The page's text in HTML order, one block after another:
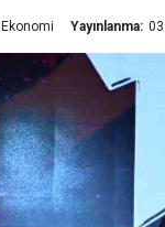
Ekonomi Yayınlanma: